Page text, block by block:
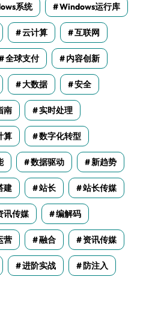
系统 Windows运行库
云计算 互联网
全球支付 内容创新
大数据 安全
南 实时处理
算 数字化转型
数据驱动 新趋势
建 站长 站长传媒
讯传媒 编解码
营 融合 资讯传媒
进阶实战 防注入